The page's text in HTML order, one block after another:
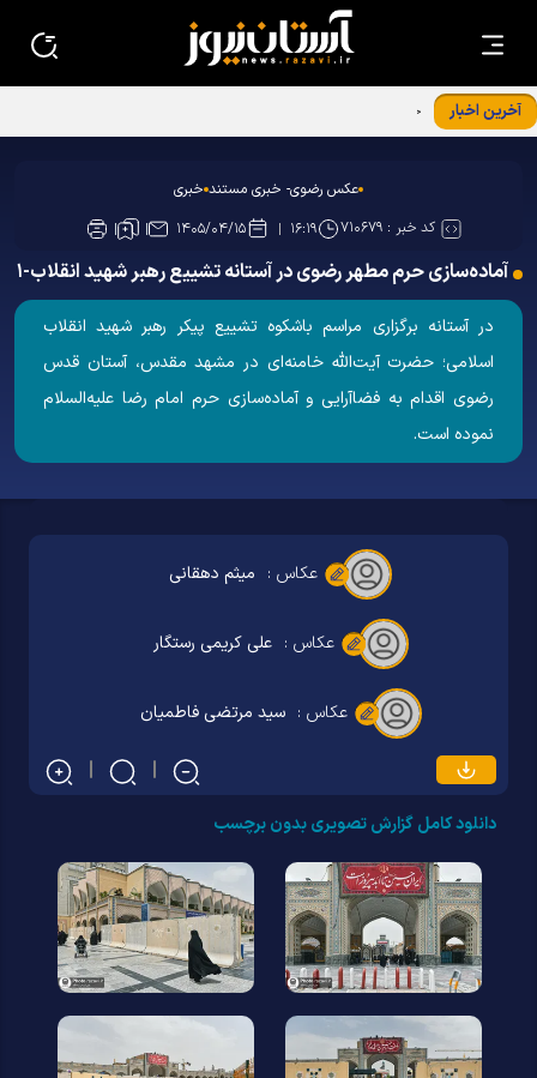
آخرین اخبار
حضور مدیر عالی حرم مطهر امام رضا علیه‌السلام در دفتر
رسانه‌های استان خراسان رضوی
عکس رضوی- خبری مستند خبری
کد خبر :۷۱۰۶۷۹ ۱۶:۱۹ ۱۴۰۵/۰۴/۱۵
آماده‌سازی حرم مطهر رضوی در آستانه تشییع رهبر شهید انقلاب-۱
در آستانه برگزاری مراسم باشکوه تشییع پیکر رهبر شهید انقلاب
اسلامی؛ حضرت آیت‌الله خامنه‌ای در مشهد مقدس، آستان قدس
رضوی اقدام به فضاآرایی و آماده‌سازی حرم امام رضا علیه‌السلام
نموده است.
عکاس : میثم دهقانی
عکاس : علی کریمی رستگار
عکاس : سید مرتضی فاطمیان
دانلود کامل گزارش تصویری بدون برچسب